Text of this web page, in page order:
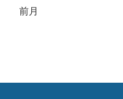
前月